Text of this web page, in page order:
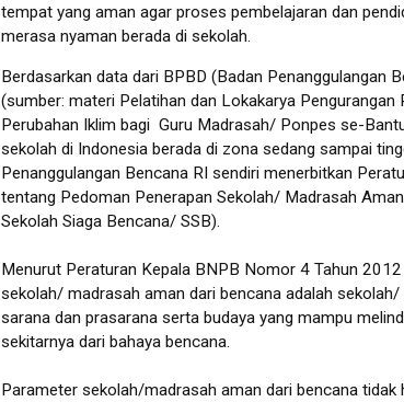
tempat yang aman agar proses pembelajaran dan
merasa nyaman berada di sekolah.
Berdasarkan data dari BPBD (Badan Penanggulangan
(sumber: materi Pelatihan dan Lokakarya Pengurangan
Perubahan Iklim bagi Guru Madrasah/ Ponpes se-
sekolah di Indonesia berada di zona sedang sampai
Penanggulangan Bencana RI sendiri menerbitkan
tentang Pedoman Penerapan Sekolah/ Madrasah
Sekolah Siaga Bencana/ SSB).
Menurut Peraturan Kepala BNPB Nomor 4 Tahun
sekolah/ madrasah aman dari bencana adalah
sarana dan prasarana serta budaya yang mampu
sekitarnya dari bahaya bencana.
Parameter sekolah/madrasah aman dari bencana tidak